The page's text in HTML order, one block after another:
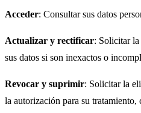
Acceder: Consultar sus datos
Actualizar y rectificar: Solicitar
sus datos si son inexactos o
Revocar y suprimir: Solicitar la
la autorización para su tratamiento,